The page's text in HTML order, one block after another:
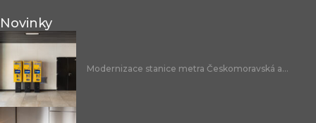
Novinky
Modernizace stanice metra Českomoravská a...